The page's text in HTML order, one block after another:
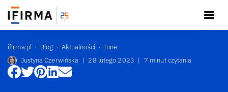
ifirma.pl Blog Aktualności
Inne
Justyna Czerwińska | 28 lutego 2023 | 7 minut czytania